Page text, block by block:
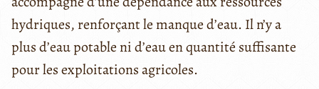
hydriques, renforçant le manque d’eau. Il n’y a
plus d’eau potable ni d’eau en quantité suffisante
pour les exploitations agricoles.